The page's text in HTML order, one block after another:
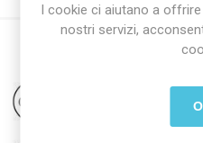
I cookie ci aiutano a
nostri servizi,